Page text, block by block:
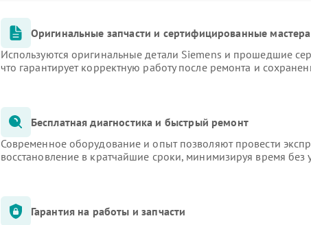
Оригинальные запчасти и сертифицированные мастера
Используются оригинальные детали Siemens и прошедшие
что гарантирует корректную работу после ремонта и
Бесплатная диагностика и быстрый ремонт
Современное оборудование и опыт позволяют провести
восстановление в кратчайшие сроки, минимизируя время без
Гарантия на работы и запчасти